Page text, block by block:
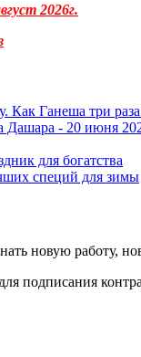
2026г.
Как Ганеша три
Дашара - 20 июня
для богатства
специй для зимы
новую работу,
подписания